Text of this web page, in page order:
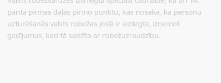
panta pirmās daļas pirmo punktu, kas nosaka, ka personu
uzturēšanās valsts robežas joslā ir aizliegta, izņemot
gadījumus, kad tā saistīta ar robežuzraudzību.